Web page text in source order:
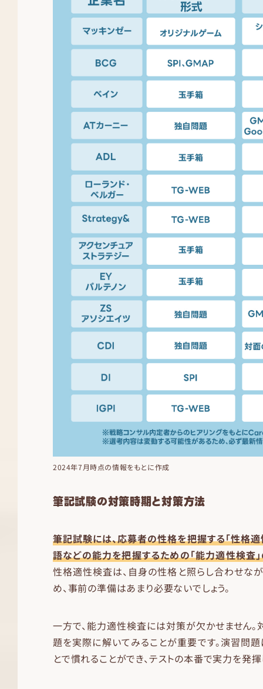
2024年7月時点の情報をもとに作成
筆記試験の対策時期と対策方法
筆記試験には、応募者の性格を把握する「性格適
語などの能力を把握するための「能力適性検査
性格適性検査は、自身の性格と照らし合わせな
め、事前の準備はあまり必要ないでしょう。
一方で、能力適性検査には対策が欠かせません。
題を実際に解いてみることが重要です。演習問
とで慣れることができ、テストの本番で実力を発揮